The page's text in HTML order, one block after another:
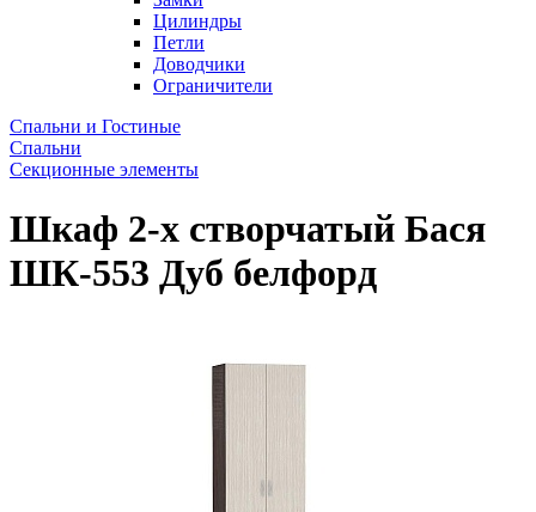
Цилиндры
Петли
Доводчики
Ограничители
Спальни и Гостиные
Спальни
Секционные элементы
Шкаф 2-х створчатый Бася
ШК-553 Дуб белфорд